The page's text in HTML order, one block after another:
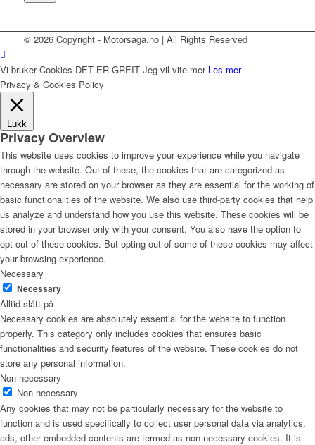
© 2026 Copyright - Motorsaga.no | All Rights Reserved
Vi bruker Cookies DET ER GREIT Jeg vil vite mer Les mer
Privacy & Cookies Policy
Lukk
Privacy Overview
This website uses cookies to improve your experience while you navigate
through the website. Out of these, the cookies that are categorized as
necessary are stored on your browser as they are essential for the working of
basic functionalities of the website. We also use third-party cookies that help
us analyze and understand how you use this website. These cookies will be
stored in your browser only with your consent. You also have the option to
opt-out of these cookies. But opting out of some of these cookies may affect
your browsing experience.
Necessary
Necessary
Alltid slått på
Necessary cookies are absolutely essential for the website to function
properly. This category only includes cookies that ensures basic
functionalities and security features of the website. These cookies do not
store any personal information.
Non-necessary
Non-necessary
Any cookies that may not be particularly necessary for the website to
function and is used specifically to collect user personal data via analytics,
ads, other embedded contents are termed as non-necessary cookies. It is